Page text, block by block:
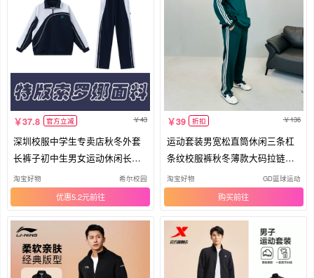
37.8 官方立减 43
深圳校服中学生专卖店秋冬外套
长裤子初中生男女运动休闲长袖
套装
淘宝好物 希尔校园
优惠5.2元
39 折扣 136
运动套装男宽松直筒休闲三条杠
条纹校服裤秋冬薄款大码拉链运
动服
淘宝好物 GD篮球运动
购买